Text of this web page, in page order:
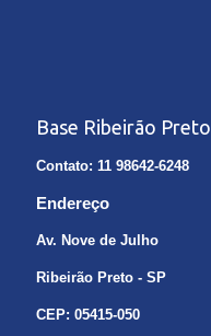
Base Ribeirão Preto
Contato: 11 98642-6248
Endereço
Av. Nove de Julho
Ribeirão Preto - SP
CEP: 05415-050